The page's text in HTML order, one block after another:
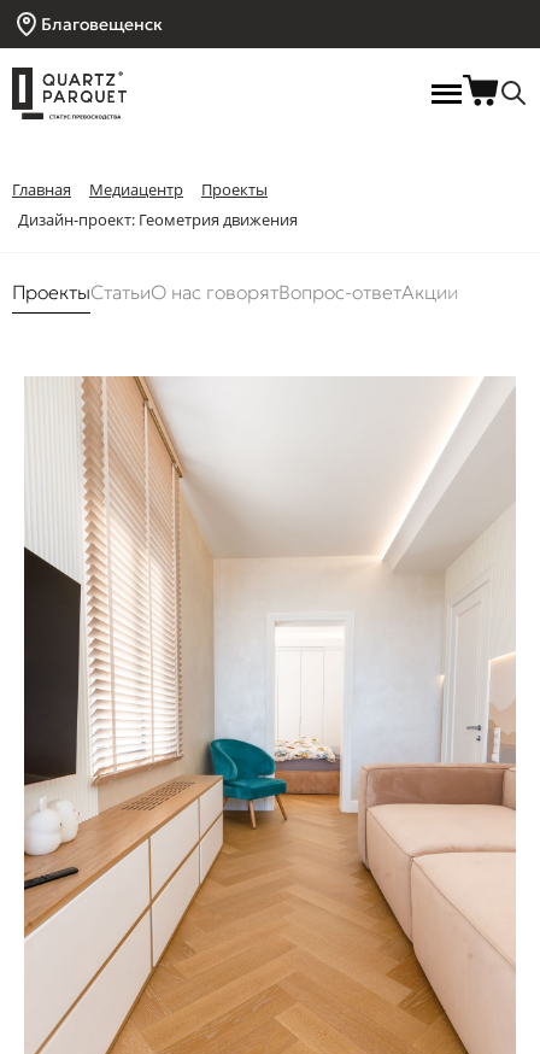
Благовещенск
Главная Медиацентр
Проекты
Дизайн-проект: Геометрия движения
ПроектыСтатьиО нас говорятВопрос-ответАкции